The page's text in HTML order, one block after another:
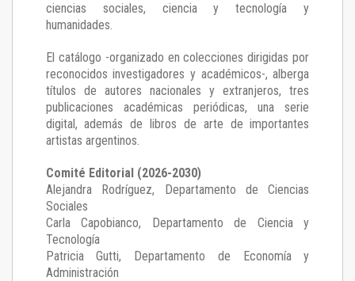
ciencias sociales, ciencia y tecnología y
humanidades.
El catálogo -organizado en colecciones dirigidas por
reconocidos investigadores y académicos-, alberga
títulos de autores nacionales y extranjeros, tres
publicaciones académicas periódicas, una serie
digital, además de libros de arte de importantes
artistas argentinos.
Comité Editorial (2026-2030)
Alejandra Rodríguez, Departamento de Ciencias
Sociales
Carla Capobianco, Departamento de Ciencia y
Tecnología
Patricia Gutti, Departamento de Economía y
Administración